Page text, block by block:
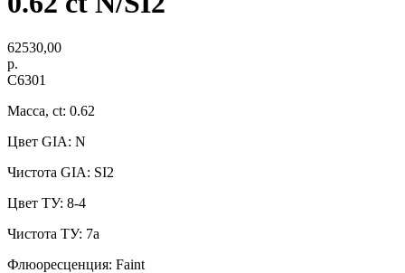
62530,00
р.
C6301
Масса, ct: 0.62
Цвет GIA: N
Чистота GIA: SI2
Цвет ТУ: 8-4
Чистота ТУ: 7a
Флюоресценция: Faint